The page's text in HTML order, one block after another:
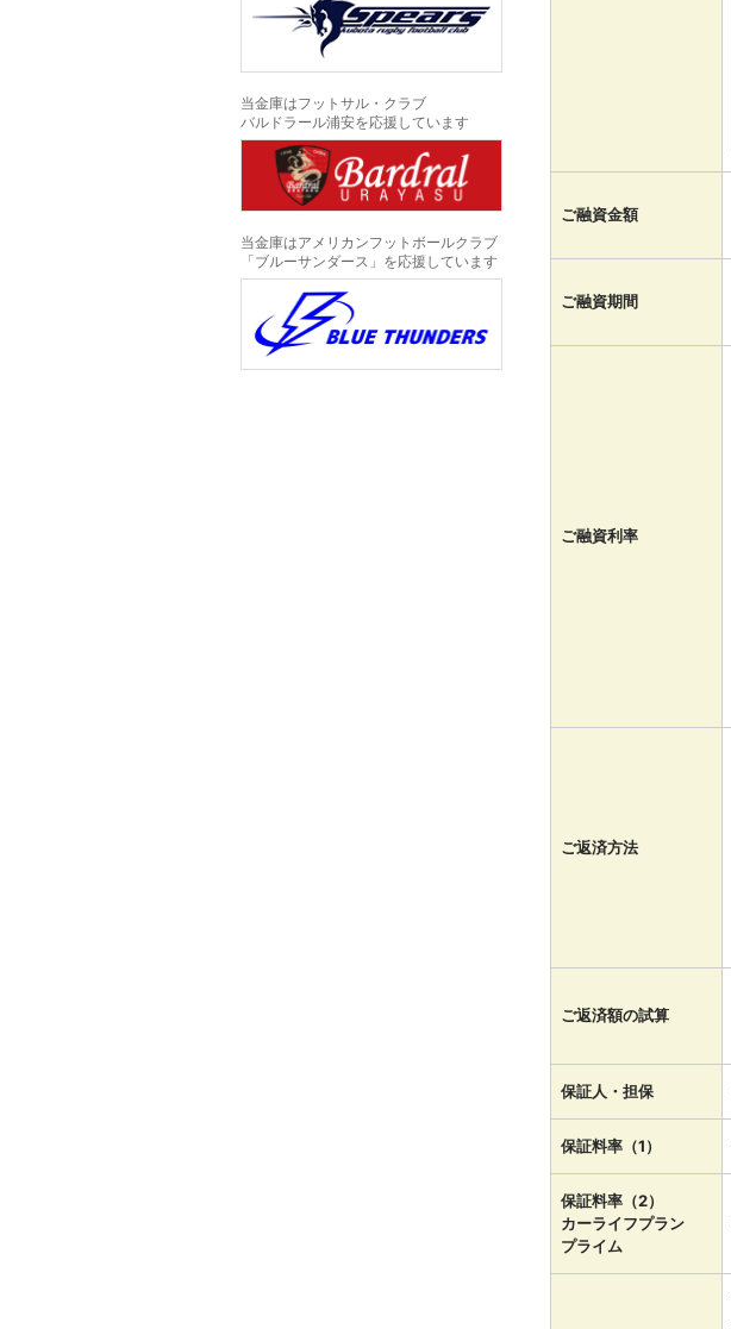
当金庫はフットサル・クラブ
バルドラール浦安を応援しています
当金庫はアメリカンフットボールクラブ
「ブルーサンダース」を応援しています
ご融資金額
ご融資期間
ご融資利率
ご返済方法
ご返済額の試算
保証人・担保
保証料率（1）
保証料率（2）
カーライフプラン
プライム